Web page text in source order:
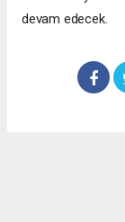
devam edecek.